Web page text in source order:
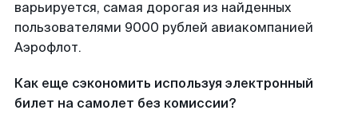
варьируется, самая дорогая из найденных
пользователями 9000 рублей авиакомпанией
Аэрофлот.
Как еще сэкономить используя электронный
билет на самолет без комиссии?